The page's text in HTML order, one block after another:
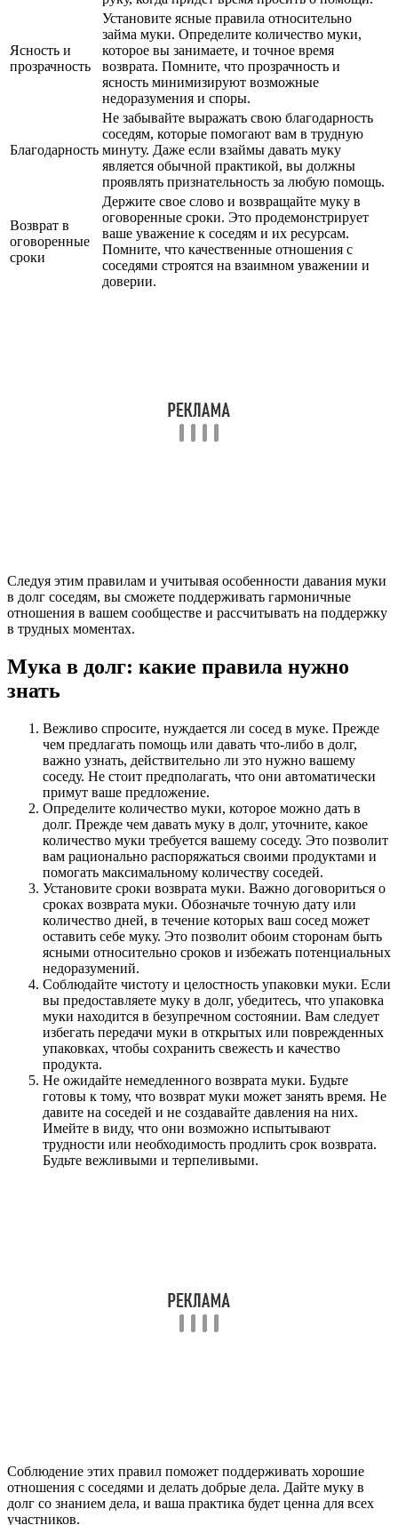
Ясность и
прозрачность
Установите ясные правила относительно
займа муки. Определите количество муки,
которое вы занимаете, и точное время
возврата. Помните, что прозрачность и
ясность минимизируют возможные
недоразумения и споры.
Благодарность
Не забывайте выражать свою благодарность
соседям, которые помогают вам в трудную
минуту. Даже если взаймы давать муку
является обычной практикой, вы должны
проявлять признательность за любую помощь.
Возврат в
оговоренные
сроки
Держите свое слово и возвращайте муку в
оговоренные сроки. Это продемонстрирует
ваше уважение к соседям и их ресурсам.
Помните, что качественные отношения с
соседями строятся на взаимном уважении и
доверии.
Следуя этим правилам и учитывая особенности давания муки
в долг соседям, вы сможете поддерживать гармоничные
отношения в вашем сообществе и рассчитывать на поддержку
в трудных моментах.
Мука в долг: какие правила нужно
знать
Вежливо спросите, нуждается ли сосед в муке. Прежде
чем предлагать помощь или давать что-либо в долг,
важно узнать, действительно ли это нужно вашему
соседу. Не стоит предполагать, что они автоматически
примут ваше предложение.
Определите количество муки, которое можно дать в
долг. Прежде чем давать муку в долг, уточните, какое
количество муки требуется вашему соседу. Это позволит
вам рационально распоряжаться своими продуктами и
помогать максимальному количеству соседей.
Установите сроки возврата муки. Важно договориться о
сроках возврата муки. Обозначьте точную дату или
количество дней, в течение которых ваш сосед может
оставить себе муку. Это позволит обоим сторонам быть
ясными относительно сроков и избежать потенциальных
недоразумений.
Соблюдайте чистоту и целостность упаковки муки. Если
вы предоставляете муку в долг, убедитесь, что упаковка
муки находится в безупречном состоянии. Вам следует
избегать передачи муки в открытых или поврежденных
упаковках, чтобы сохранить свежесть и качество
продукта.
Не ожидайте немедленного возврата муки. Будьте
готовы к тому, что возврат муки может занять время. Не
давите на соседей и не создавайте давления на них.
Имейте в виду, что они возможно испытывают
трудности или необходимость продлить срок возврата.
Будьте вежливыми и терпеливыми.
Соблюдение этих правил поможет поддерживать хорошие
отношения с соседями и делать добрые дела. Дайте муку в
долг со знанием дела, и ваша практика будет ценна для всех
участников.